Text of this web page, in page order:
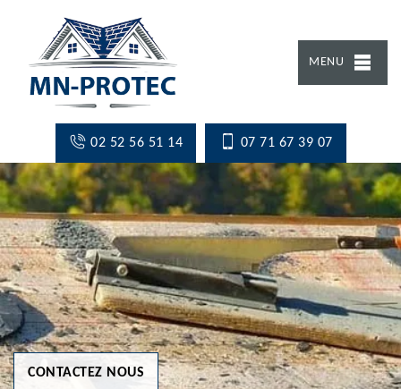
MENU
02 52 56 51 14 07 71 67 39 07
CONTACTEZ NOUS